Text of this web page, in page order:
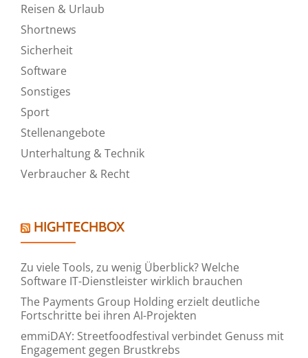
Reisen & Urlaub
Shortnews
Sicherheit
Software
Sonstiges
Sport
Stellenangebote
Unterhaltung & Technik
Verbraucher & Recht
HIGHTECHBOX
Zu viele Tools, zu wenig Überblick? Welche
Software IT-Dienstleister wirklich brauchen
The Payments Group Holding erzielt deutliche
Fortschritte bei ihren AI-Projekten
emmiDAY: Streetfoodfestival verbindet Genuss mit
Engagement gegen Brustkrebs